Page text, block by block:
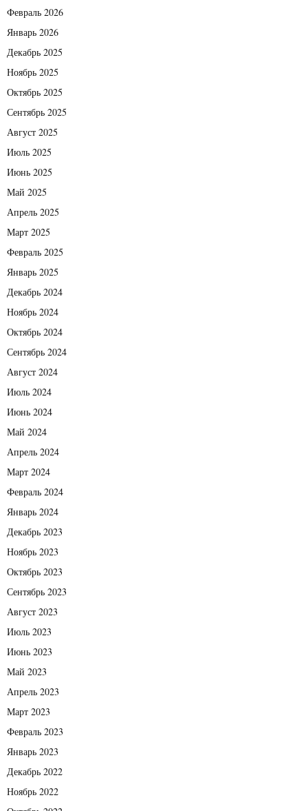
Февраль 2026
Январь 2026
Декабрь 2025
Ноябрь 2025
Октябрь 2025
Сентябрь 2025
Август 2025
Июль 2025
Июнь 2025
Май 2025
Апрель 2025
Март 2025
Февраль 2025
Январь 2025
Декабрь 2024
Ноябрь 2024
Октябрь 2024
Сентябрь 2024
Август 2024
Июль 2024
Июнь 2024
Май 2024
Апрель 2024
Март 2024
Февраль 2024
Январь 2024
Декабрь 2023
Ноябрь 2023
Октябрь 2023
Сентябрь 2023
Август 2023
Июль 2023
Июнь 2023
Май 2023
Апрель 2023
Март 2023
Февраль 2023
Январь 2023
Декабрь 2022
Ноябрь 2022